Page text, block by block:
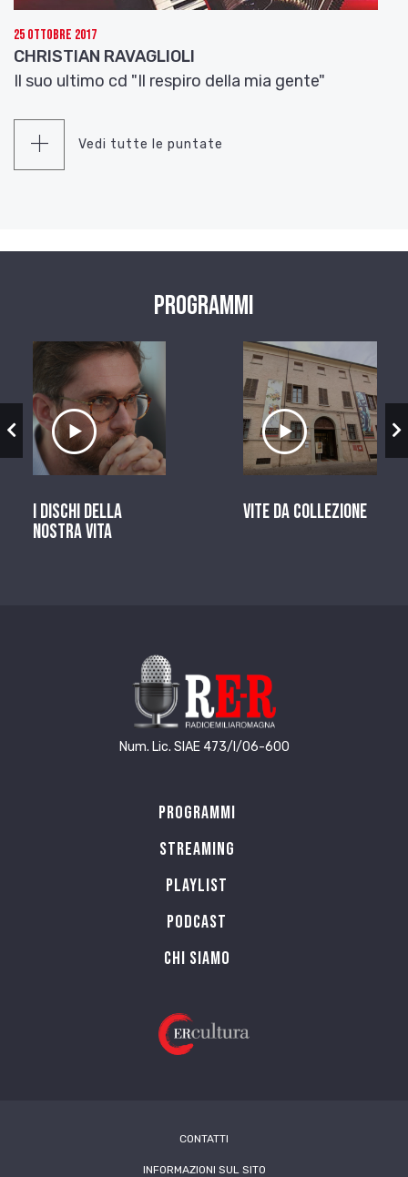
25 Ottobre 2017
CHRISTIAN RAVAGLIOLI
Il suo ultimo cd "Il respiro della mia gente"
Vedi tutte le puntate
Programmi
Ascolta il servizio
I dischi della
nostra vita
Ascolta il
Vite da Collezione
Num. Lic. SIAE 473/I/06-600
Programmi
Streaming
Playlist
PODCAST
Chi siamo
CONTATTI
INFORMAZIONI SUL SITO